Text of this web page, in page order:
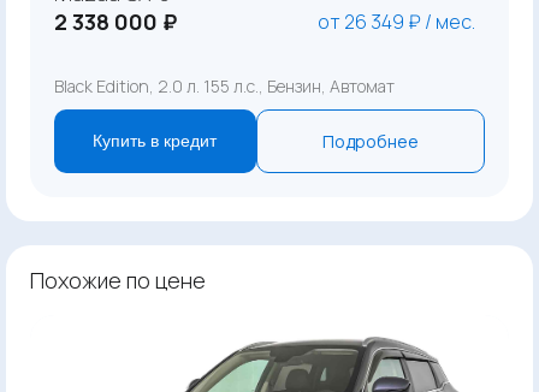
2 338 000 ₽
от 26 349 ₽ / мес.
Black Edition, 2.0 л. 155 л.с., Бензин, Автомат
Купить в кредит Подробнее
Похожие по цене